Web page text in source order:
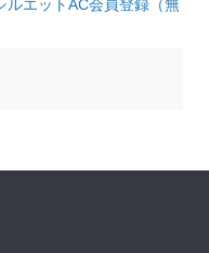
ルエットAC会員登録（無